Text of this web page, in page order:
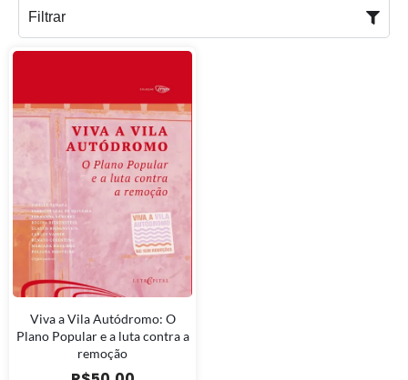
Filtrar
Viva a Vila Autódromo: O
Plano Popular e a luta contra a
remoção